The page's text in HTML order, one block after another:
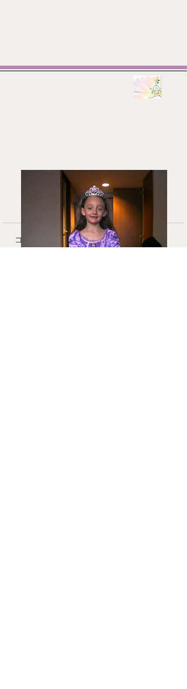
❄︎ In March
コメント